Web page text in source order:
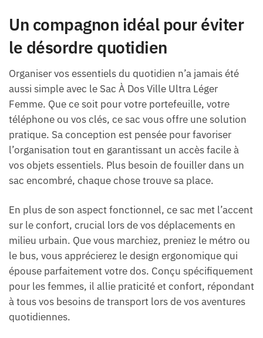
Un compagnon idéal pour éviter
le désordre quotidien
Organiser vos essentiels du quotidien n’a jamais été
aussi simple avec le Sac À Dos Ville Ultra Léger
Femme. Que ce soit pour votre portefeuille, votre
téléphone ou vos clés, ce sac vous offre une solution
pratique. Sa conception est pensée pour favoriser
l’organisation tout en garantissant un accès facile à
vos objets essentiels. Plus besoin de fouiller dans un
sac encombré, chaque chose trouve sa place.
En plus de son aspect fonctionnel, ce sac met l’accent
sur le confort, crucial lors de vos déplacements en
milieu urbain. Que vous marchiez, preniez le métro ou
le bus, vous apprécierez le design ergonomique qui
épouse parfaitement votre dos. Conçu spécifiquement
pour les femmes, il allie praticité et confort, répondant
à tous vos besoins de transport lors de vos aventures
quotidiennes.